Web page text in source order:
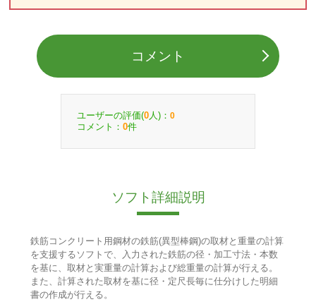
コメント
ユーザーの評価(0 人)： 0
コメント： 0件
ソフト詳細説明
鉄筋コンクリート用鋼材の鉄筋(異型棒鋼)の取材と重量の計算
を支援するソフトで、入力された鉄筋の径・加工寸法・本数
を基に、取材と実重量の計算および総重量の計算が行える。
また、計算された取材を基に径・定尺長毎に仕分けした明細
書の作成が行える。